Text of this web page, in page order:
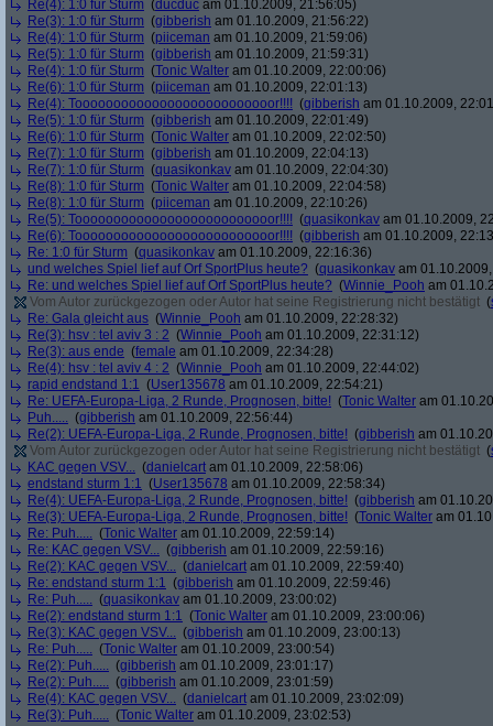
Re(4): 1:0 für Sturm (ducduc am 01.10.2009, 21:56:05)
Re(3): 1:0 für Sturm (gibberish am 01.10.2009, 21:56:22)
Re(4): 1:0 für Sturm (piiceman am 01.10.2009, 21:59:06)
Re(5): 1:0 für Sturm (gibberish am 01.10.2009, 21:59:31)
Re(4): 1:0 für Sturm (Tonic Walter am 01.10.2009, 22:00:06)
Re(6): 1:0 für Sturm (piiceman am 01.10.2009, 22:01:13)
Re(4): Toooooooooooooooooooooooooor!!!! (gibberish am 01.10.2009,
Re(5): 1:0 für Sturm (gibberish am 01.10.2009, 22:01:49)
Re(6): 1:0 für Sturm (Tonic Walter am 01.10.2009, 22:02:50)
Re(7): 1:0 für Sturm (gibberish am 01.10.2009, 22:04:13)
Re(7): 1:0 für Sturm (quasikonkav am 01.10.2009, 22:04:30)
Re(8): 1:0 für Sturm (Tonic Walter am 01.10.2009, 22:04:58)
Re(8): 1:0 für Sturm (piiceman am 01.10.2009, 22:10:26)
Re(5): Toooooooooooooooooooooooooor!!!! (quasikonkav am 01.10.2009,
Re(6): Toooooooooooooooooooooooooor!!!! (gibberish am 01.10.2009,
Re: 1:0 für Sturm (quasikonkav am 01.10.2009, 22:16:36)
und welches Spiel lief auf Orf SportPlus heute? (quasikonkav am
Re: und welches Spiel lief auf Orf SportPlus heute? (Winnie_Pooh am
Vom Autor zurückgezogen oder Autor hat seine Registrierung nicht bestätigt (
Re: Gala gleicht aus (Winnie_Pooh am 01.10.2009, 22:28:32)
Re(3): hsv : tel aviv 3 : 2 (Winnie_Pooh am 01.10.2009, 22:31:12)
Re(3): aus ende (female am 01.10.2009, 22:34:28)
Re(4): hsv : tel aviv 4 : 2 (Winnie_Pooh am 01.10.2009, 22:44:02)
rapid endstand 1:1 (User135678 am 01.10.2009, 22:54:21)
Re: UEFA-Europa-Liga, 2 Runde, Prognosen, bitte! (Tonic Walter am
Puh..... (gibberish am 01.10.2009, 22:56:44)
Re(2): UEFA-Europa-Liga, 2 Runde, Prognosen, bitte! (gibberish am
Vom Autor zurückgezogen oder Autor hat seine Registrierung nicht bestätigt (
KAC gegen VSV... (danielcart am 01.10.2009, 22:58:06)
endstand sturm 1:1 (User135678 am 01.10.2009, 22:58:34)
Re(4): UEFA-Europa-Liga, 2 Runde, Prognosen, bitte! (gibberish am
Re(3): UEFA-Europa-Liga, 2 Runde, Prognosen, bitte! (Tonic Walter am
Re: Puh..... (Tonic Walter am 01.10.2009, 22:59:14)
Re: KAC gegen VSV... (gibberish am 01.10.2009, 22:59:16)
Re(2): KAC gegen VSV... (danielcart am 01.10.2009, 22:59:40)
Re: endstand sturm 1:1 (gibberish am 01.10.2009, 22:59:46)
Re: Puh..... (quasikonkav am 01.10.2009, 23:00:02)
Re(2): endstand sturm 1:1 (Tonic Walter am 01.10.2009, 23:00:06)
Re(3): KAC gegen VSV... (gibberish am 01.10.2009, 23:00:13)
Re: Puh..... (Tonic Walter am 01.10.2009, 23:00:54)
Re(2): Puh..... (gibberish am 01.10.2009, 23:01:17)
Re(2): Puh..... (gibberish am 01.10.2009, 23:01:59)
Re(4): KAC gegen VSV... (danielcart am 01.10.2009, 23:02:09)
Re(3): Puh..... (Tonic Walter am 01.10.2009, 23:02:53)